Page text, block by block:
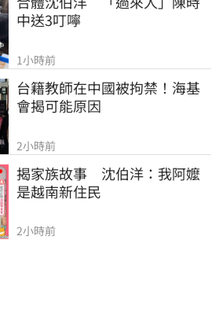
中送3叮嚀
1小時前
台籍教師在中國被拘禁！海基
會揭可能原因
2小時前
揭家族故事　沈伯洋：我阿嬤
是越南新住民
2小時前